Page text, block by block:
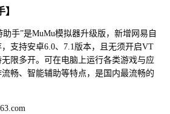
手”是MuMu模拟器升级版，新增网易自
支持安卓6.0、7.1版本，且无须开启VT
限多开。可在电脑上运行各类游戏与应
畅、智能辅助等特点，是国内最流畅的